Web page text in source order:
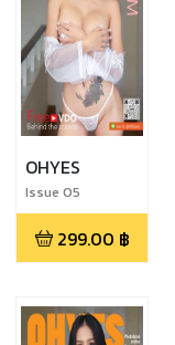
OHYES
Issue 05
299.00 ฿